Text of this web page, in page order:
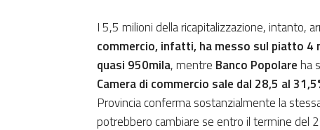
I 5,5 milioni della ricapitalizzazione, intanto,
commercio, infatti, ha messo sul piatto 4
quasi 950mila, mentre Banco Popolareha
Camera di commercio sale dal 28,5 al
Provincia conferma sostanzialmente la
potrebbero cambiare se entro il termine del